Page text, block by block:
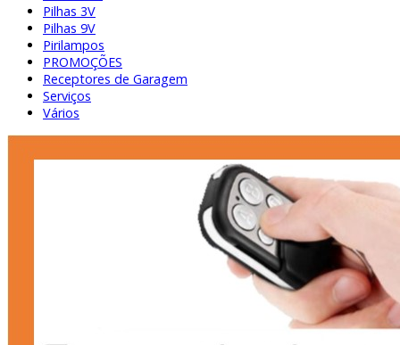
Pilhas 3V
Pilhas 9V
Pirilampos
PROMOÇÕES
Receptores de Garagem
Serviços
Vários